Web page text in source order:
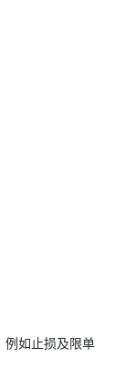
例如止损及限单